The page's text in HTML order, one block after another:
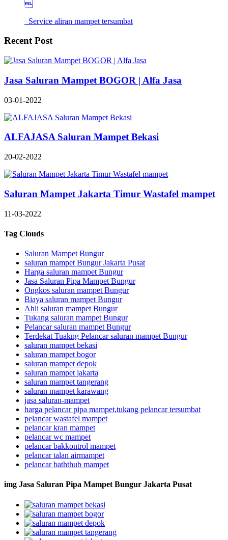

Service aliran mampet tersumbat
Recent Post
Jasa Saluran Mampet BOGOR | Alfa Jasa
03-01-2022
ALFAJASA Saluran Mampet Bekasi
20-02-2022
Saluran Mampet Jakarta Timur Wastafel mampet
11-03-2022
Tag Clouds
Saluran Mampet Bungur
saluran mampet Bungur Jakarta Pusat
Harga saluran mampet Bungur
Jasa Saluran Pipa Mampet Bungur
Ongkos saluran mampet Bungur
Biaya saluran mampet Bungur
Ahli saluran mampet Bungur
Tukang saluran mampet Bungur
Pelancar saluran mampet Bungur
Terdekat Tuakng Pelancar saluran mampet Bungur
saluran mampet bekasi
saluran mampet bogor
saluran mampet depok
saluran mampet jakarta
saluran mampet tangerang
saluran mampet karawang
jasa saluran-mampet
harga pelancar pipa mampet,tukang pelancar tersumbat
pelancar wastafel mampet
pelancar kran mampet
pelancar wc mampet
pelancar bakkontrol mampet
pelancar talan airmampet
pelancar baththub mampet
img Jasa Saluran Pipa Mampet Bungur Jakarta Pusat